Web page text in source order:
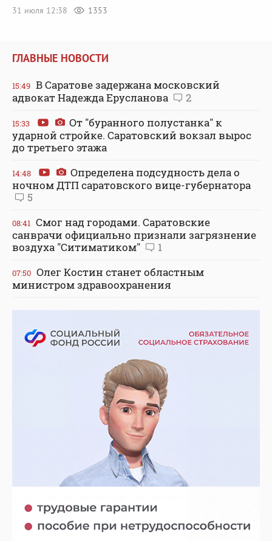
31 июля 12:38
1353
ГЛАВНЫЕ НОВОСТИ
15:49 В Саратове задержана московский
адвокат Надежда Ерусланова
2
15:33
От "буранного полустанка" к
ударной стройке. Саратовский вокзал вырос
до третьего этажа
14:48
Определена подсудность дела о
ночном ДТП саратовского вице-губернатора
5
08:41 Смог над городами. Саратовские
санврачи официально признали загрязнение
воздуха "Ситиматиком"
1
07:50 Олег Костин станет областным
министром здравоохранения